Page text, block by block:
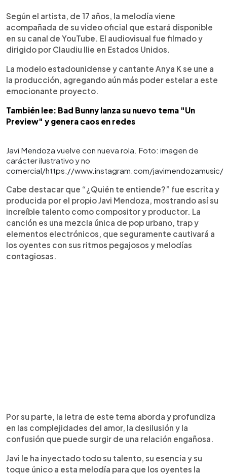
Según el artista, de 17 años, la melodía viene
acompañada de su video oficial que estará disponible
en su canal de YouTube. El audiovisual fue filmado y
dirigido por Claudiu Ilie en Estados Unidos.
La modelo estadounidense y cantante Anya K se une a
la producción, agregando aún más poder estelar a este
emocionante proyecto.
También lee: Bad Bunny lanza su nuevo tema "Un
Preview" y genera caos en redes
Javi Mendoza vuelve con nueva rola. Foto: imagen de
carácter ilustrativo y no
comercial/https://www.instagram.com/javimendozamusic/
Cabe destacar que “¿Quién te entiende?” fue escrita y
producida por el propio Javi Mendoza, mostrando así su
increíble talento como compositor y productor. La
canción es una mezcla única de pop urbano, trap y
elementos electrónicos, que seguramente cautivará a
los oyentes con sus ritmos pegajosos y melodías
contagiosas.
Por su parte, la letra de este tema aborda y profundiza
en las complejidades del amor, la desilusión y la
confusión que puede surgir de una relación engañosa.
Javi le ha inyectado todo su talento, su esencia y su
toque único a esta melodía para que los oyentes la